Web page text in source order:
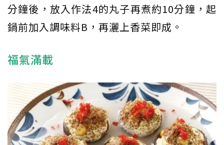
分鐘後，放入作法4的丸子再煮約10分鐘，起
鍋前加入調味料B，再灑上香菜即成。
福氣滿載